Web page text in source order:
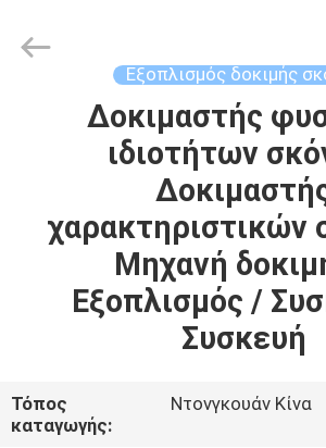
ΠΕΡΊΠΟΥ
ΕΜΕΊΣ
ΕΡΓΟΣΤΑΣΊΩΝ
Developed
Εξοπλισμός δοκιμής
Δοκιμαστής
ιδιοτήτων
χαρακτηριστικών
Μηχανή
Εξοπλισμός /
Συσκευή
Τόπος
καταγωγής:
Ντονγκουάν Κίνα